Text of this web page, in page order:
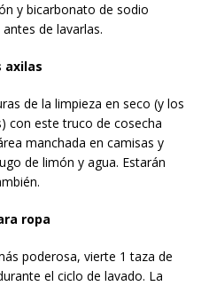
y bicarbonato de sodio
de lavarlas.
axilas
de la limpieza en seco (y los
con este truco de cosecha
manchada en camisas y
de limón y agua. Estarán
ropa
poderosa, vierte 1 taza de
el ciclo de lavado. La